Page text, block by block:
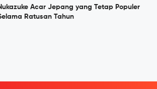
Acar Jepang yang Tetap Populer
Ratusan Tahun